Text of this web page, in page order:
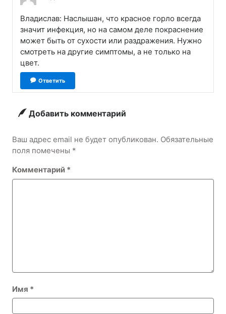
Владислав: Наслышан, что красное горло всегда
значит инфекция, но на самом деле покраснение
может быть от сухости или раздражения. Нужно
смотреть на другие симптомы, а не только на
цвет.
Ответить
Добавить комментарий
Ваш адрес email не будет опубликован. Обязательные
поля помечены *
Комментарий *
Имя *